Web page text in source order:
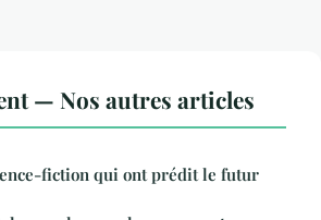
— Nos autres articles
fiction qui ont prédit le futur